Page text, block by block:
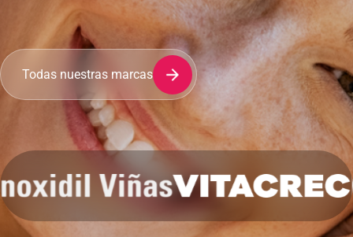
Todas nuestras marcas